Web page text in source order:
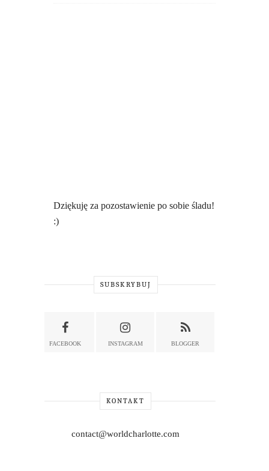
Dziękuję za pozostawienie po sobie śladu!
:)
SUBSKRYBUJ
FACEBOOK INSTAGRAM BLOGGER
KONTAKT
contact@worldcharlotte.com